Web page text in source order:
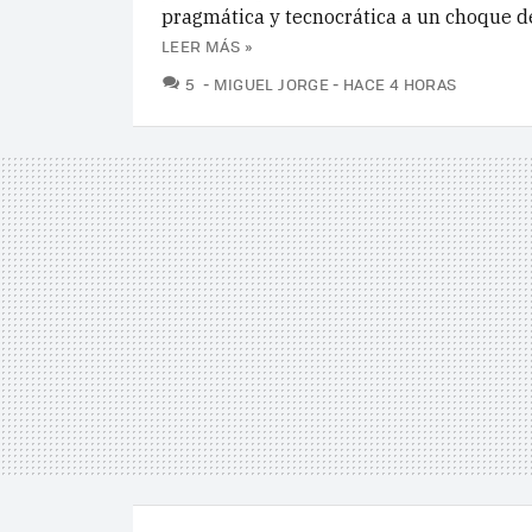
pragmática y tecnocrática a un choque
LEER MÁS »
5 COMENTARIOS
MIGUEL JORGE HACE 4 HORAS